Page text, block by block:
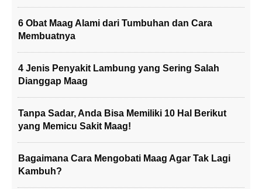
6 Obat Maag Alami dari Tumbuhan dan Cara
Membuatnya
4 Jenis Penyakit Lambung yang Sering Salah
Dianggap Maag
Tanpa Sadar, Anda Bisa Memiliki 10 Hal Berikut
yang Memicu Sakit Maag!
Bagaimana Cara Mengobati Maag Agar Tak Lagi
Kambuh?